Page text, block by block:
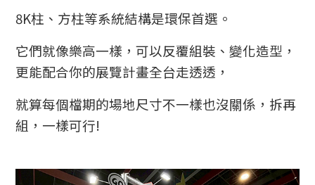
8K柱、方柱等系統結構是環保首選。
它們就像樂高一樣，可以反覆組裝、變化造型，
更能配合你的展覽計畫全台走透透，
就算每個檔期的場地尺寸不一樣也沒關係，拆再
組，一樣可行!